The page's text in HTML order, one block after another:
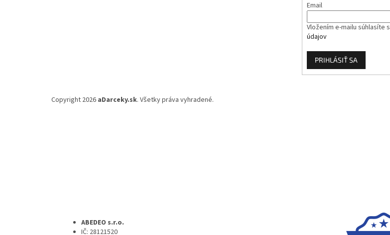
Email
Vložením e-mailu súhlasíte s
údajov
PRIHLÁSIŤ SA
Copyright 2026 aDarceky.sk. Všetky práva vyhradené.
ABEDEO s.r.o.
IČ: 28121520